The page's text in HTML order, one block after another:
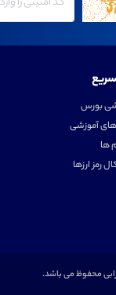
بورس
آموزشی
ها
رمز ارزها
محفوظ می باشد.